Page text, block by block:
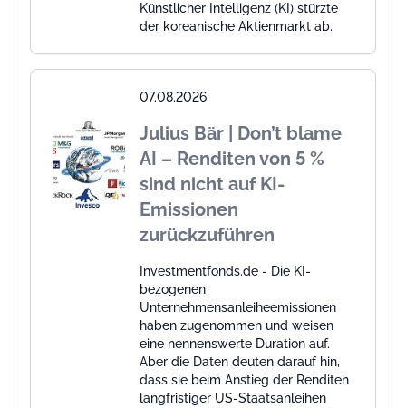
Künstlicher Intelligenz (KI) stürzte
der koreanische Aktienmarkt ab.
07.08.2026
Julius Bär | Don’t blame
AI – Renditen von 5 %
sind nicht auf KI-
Emissionen
zurückzuführen
Investmentfonds.de - Die KI-
bezogenen
Unternehmensanleiheemissionen
haben zugenommen und weisen
eine nennenswerte Duration auf.
Aber die Daten deuten darauf hin,
dass sie beim Anstieg der Renditen
langfristiger US-Staatsanleihen